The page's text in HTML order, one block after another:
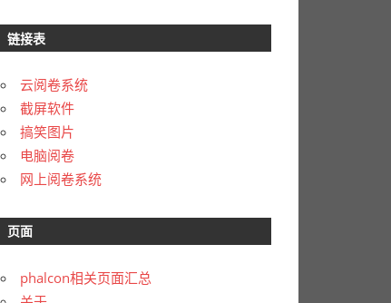
链接表
云阅卷系统
截屏软件
搞笑图片
电脑阅卷
网上阅卷系统
页面
phalcon相关页面汇总